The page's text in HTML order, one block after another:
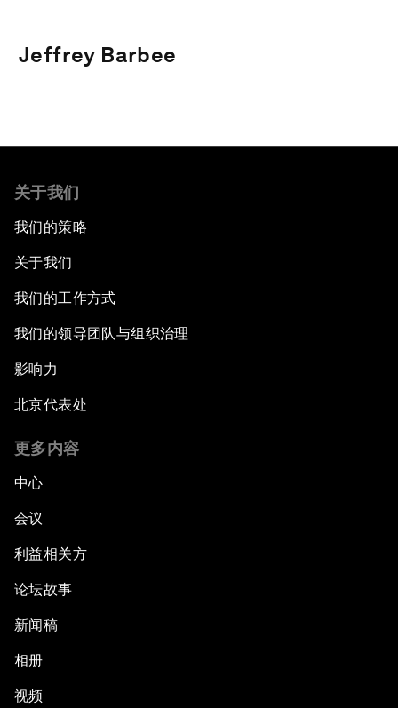
Jeffrey Barbee
关于我们
我们的策略
关于我们
我们的工作方式
我们的领导团队与组织治理
影响力
北京代表处
更多内容
中心
会议
利益相关方
论坛故事
新闻稿
相册
视频